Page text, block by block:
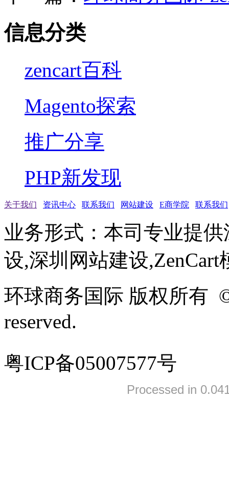
信息分类
zencart百科
Magento探索
推广分享
PHP新发现
关于我们 资讯中心 联系我们 网站建设 E商学院 联系我们
业务形式：本司专业提
设,深圳网站建设,ZenCart
环球商务国际 版权所有
reserved.
粤ICP备05007577号
Processed in